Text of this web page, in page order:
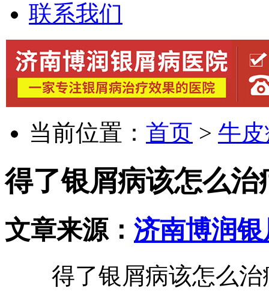
联系我们
当前位置： 首页 > 牛
得了银屑病该怎么治
文章来源： 济南博润
得了银屑病该怎么治